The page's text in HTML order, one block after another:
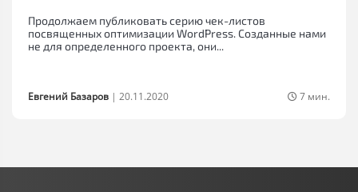
Продолжаем публиковать серию чек-листов
посвященных оптимизации WordPress. Созданные нами
не для определенного проекта, они...
Евгений Базаров | 20.11.2020 7 мин.